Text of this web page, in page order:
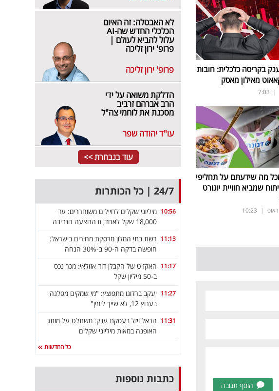
בקריסה כלכלית: חובות
מאילון מאסק
|
7:03
מה שידעתם על תחליפי
שמביא חוויית יוגורט
|
10:23
הוסף תגובה
לא האבטלה: זה האיום
הכלכלי החדש שה-AI
עלול להביא לעולם |
פרופ' ירון זליכה
פרופ' ירון זליכה
הדלקת משואה על ידי
הרב אברהם זרביב
מסכנת את לוחמי צה"ל
עו"ד יהודה שפר
עוד בנבחרת >>
24/7 | כל הכותרות
10:56 מיליוני שקלים לחיילים משוחררים: עד
18,000 שקל לאחד, זו ההצעה הנדיבה
11:13 רשת בתי המלון מרסקת מחירים בישראל:
חופשה בדקה ה-90 ב-30% הנחה
11:17 האקזיט של הקבלן דוד אזולאי: מכר נכס
ב-50 מיליון שקל
11:27 יעקב ברדוגו מתפוצץ: "מי שמקים מפלגה
בערוץ 12, לא שייך לימין"
11:31 הראל ויזל בעסקת ענק: משתלט על מותג
האופנה במאות מיליוני שקלים
כל החדשות
כתבות נוספות